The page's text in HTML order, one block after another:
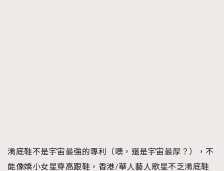
淆底鞋不是宇宙最強的專利（噢，還是宇宙最厚？），不
能像嬌小女星穿高跟鞋，香港/華人藝人歌星不乏淆底鞋